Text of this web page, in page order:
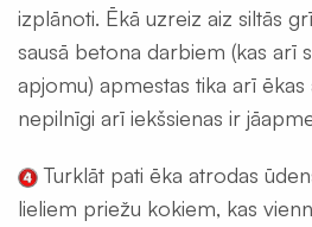
izplānoti. Ēkā uzreiz aiz siltās
sausā betona darbiem (kas arī
apjomu) apmestas tika arī
nepilnīgi arī iekšsienas ir
Turklāt pati ēka atrodas
lieliem priežu kokiem, kas
Gaisvadi
un
kolektori
Ventilācijas
Ventilācijas
restes